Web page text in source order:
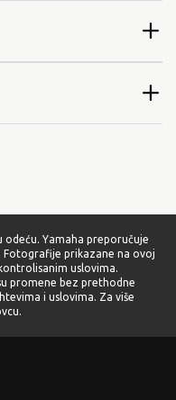
Yamaha preporučuje
Fotografije prikazane na ovoj
uslovima.
promene bez prethodne
i uslovima. Za više